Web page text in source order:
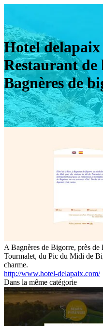
Hotel
Restaurant de
Bagnères de
A Bagnères de Bigorre, près
Tourmalet, du Pic du Midi de
charme.
http://www.hotel-delapaix.com/
Dans la même catégorie